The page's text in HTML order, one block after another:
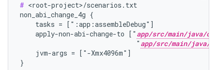
# <root-project>/scenarios.txt
non_abi_change_4g {
    tasks = [":app:assembleDebug"]
    apply-non-abi-change-to ["
app/src/main/java/
                              "
app/src/main/java/
    jvm-args = ["-Xmx4096m"]
}